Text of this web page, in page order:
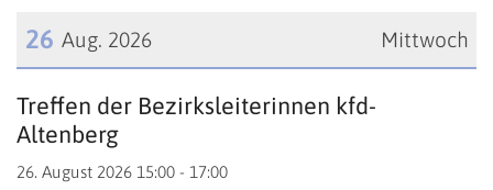
Mittwoch
26 Aug. 2026
Datum: 26. August 2026
Treffen der Bezirksleiterinnen kfd-
Altenberg
26. August 2026 15:00 - 17:00